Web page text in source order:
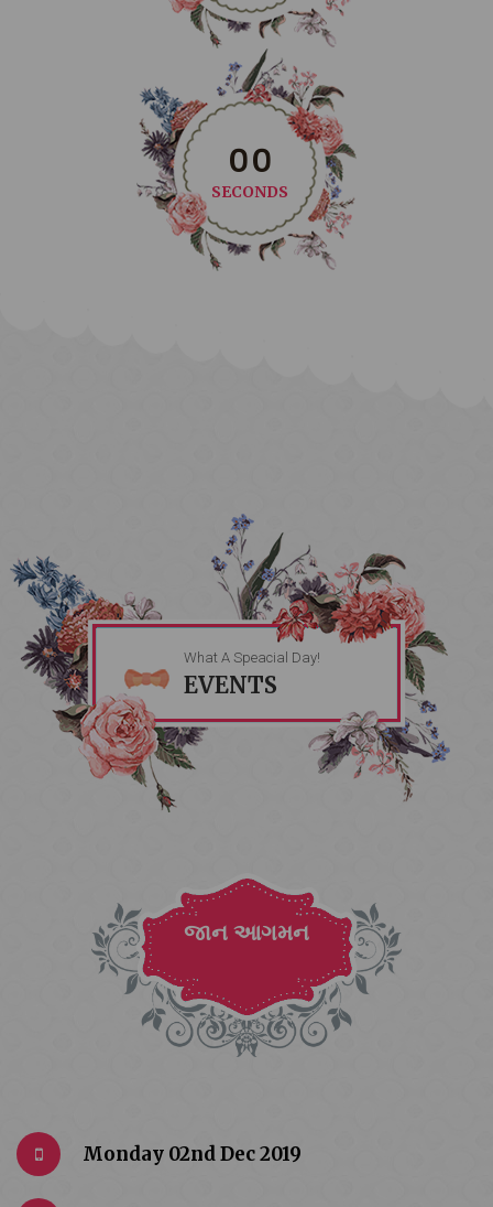
00
SECONDS
What A Speacial Day!
EVENTS
જાન આગમન
Monday 02nd Dec 2019